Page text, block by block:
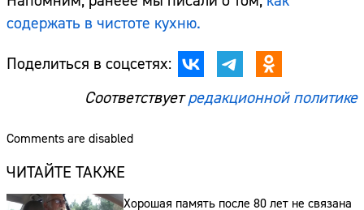
содержать в чистоте кухню.
Поделиться в соцсетях:
Соответствуетредакционной политике
Comments are disabled
ЧИТАЙТЕ ТАКЖЕ
Хорошая память после 80 лет не связана